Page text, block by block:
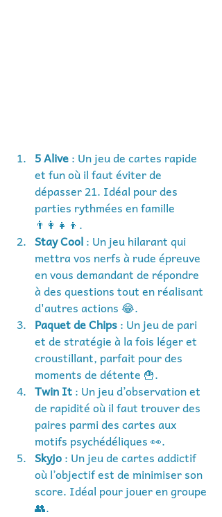
5 Alive : Un jeu de cartes rapide
et fun où il faut éviter de
dépasser 21. Idéal pour des
parties rythmées en famille
👨‍👩‍👧‍👦.
Stay Cool : Un jeu hilarant qui
mettra vos nerfs à rude épreuve
en vous demandant de répondre
à des questions tout en réalisant
d'autres actions 😂.
Paquet de Chips : Un jeu de pari
et de stratégie à la fois léger et
croustillant, parfait pour des
moments de détente 🍟.
Twin It : Un jeu d’observation et
de rapidité où il faut trouver des
paires parmi des cartes aux
motifs psychédéliques 👀.
Skyjo : Un jeu de cartes addictif
où l’objectif est de minimiser son
score. Idéal pour jouer en groupe
👥.